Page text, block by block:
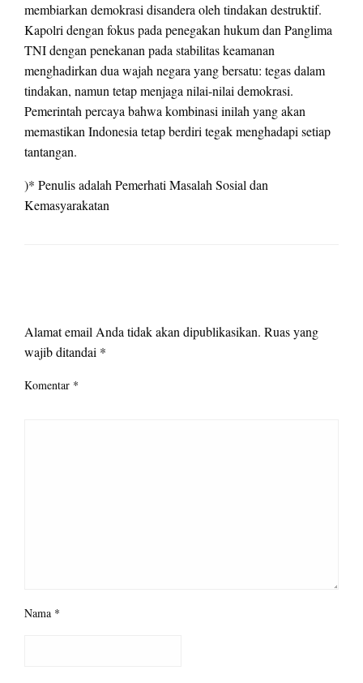
membiarkan demokrasi disandera oleh tindakan destruktif.
Kapolri dengan fokus pada penegakan hukum dan Panglima
TNI dengan penekanan pada stabilitas keamanan
menghadirkan dua wajah negara yang bersatu: tegas dalam
tindakan, namun tetap menjaga nilai-nilai demokrasi.
Pemerintah percaya bahwa kombinasi inilah yang akan
memastikan Indonesia tetap berdiri tegak menghadapi setiap
tantangan.
)* Penulis adalah Pemerhati Masalah Sosial dan
Kemasyarakatan
Alamat email Anda tidak akan dipublikasikan. Ruas yang
wajib ditandai *
Komentar *
Nama *